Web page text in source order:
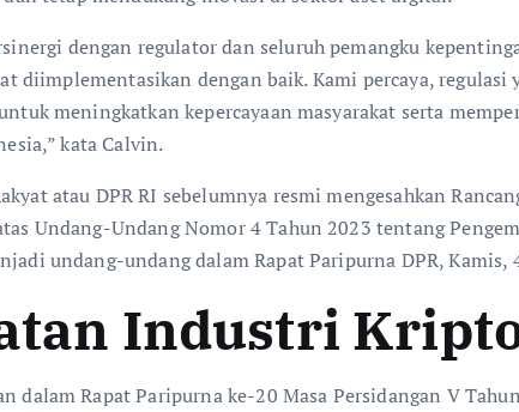
dengan regulator dan seluruh pemangku
diimplementasikan dengan baik. Kami percaya, regulasi
meningkatkan kepercayaan masyarakat serta
kata Calvin.
atau DPR RI sebelumnya resmi mengesahkan
Undang-Undang Nomor 4 Tahun 2023 tentang
undang-undang dalam Rapat Paripurna DPR, Kamis,
Industri
dalam Rapat Paripurna ke-20 Masa Persidangan V